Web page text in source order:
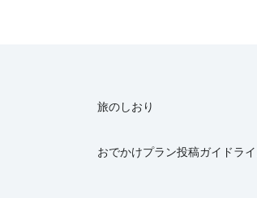
旅のしおり
おでかけプラン投稿ガイドラ